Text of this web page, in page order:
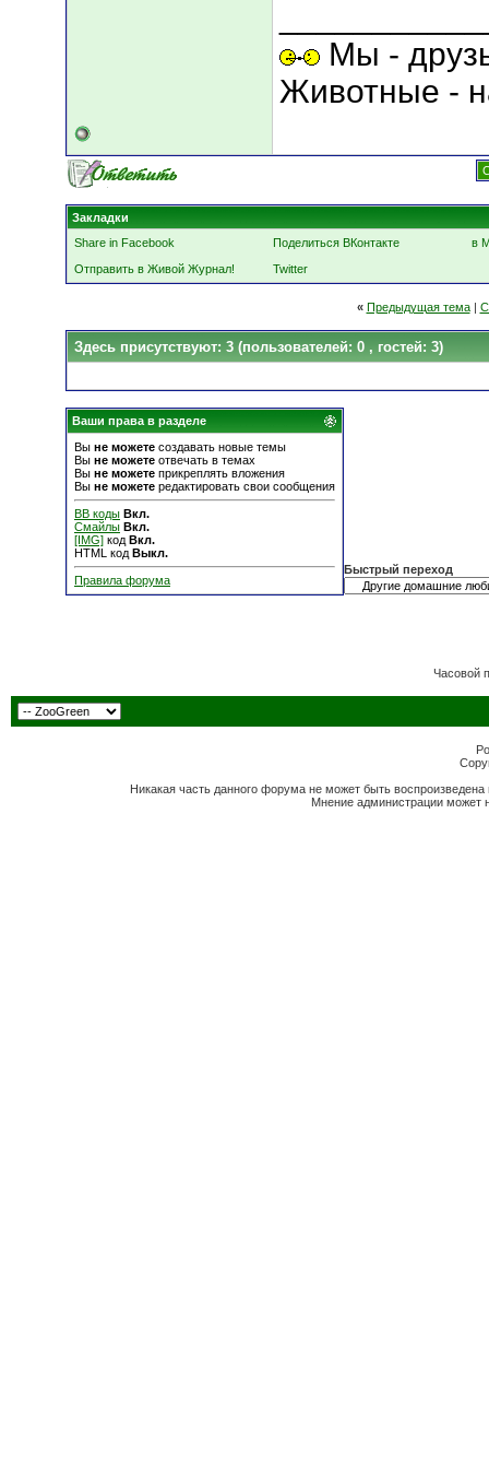
Мы -
Животные -
Закладки
Share in Facebook
Поделиться ВКонтакте
в
Отправить в Живой Журнал!
Twitter
« Предыдущая тема|
Здесь присутствуют: 3 (пользователей: 0 , гостей: 3)
Ваши права в разделе
Вы не можете создавать новые темы
Вы не можете отвечать в темах
Вы не можете прикреплять вложения
Вы не можете редактировать свои сообщения
BB коды Вкл.
Смайлы Вкл.
[IMG] код Вкл.
HTML код Выкл.
Правила форума
Быстрый переход
Часовой
Никакая часть данного форума не может быть
Мнение администрации может